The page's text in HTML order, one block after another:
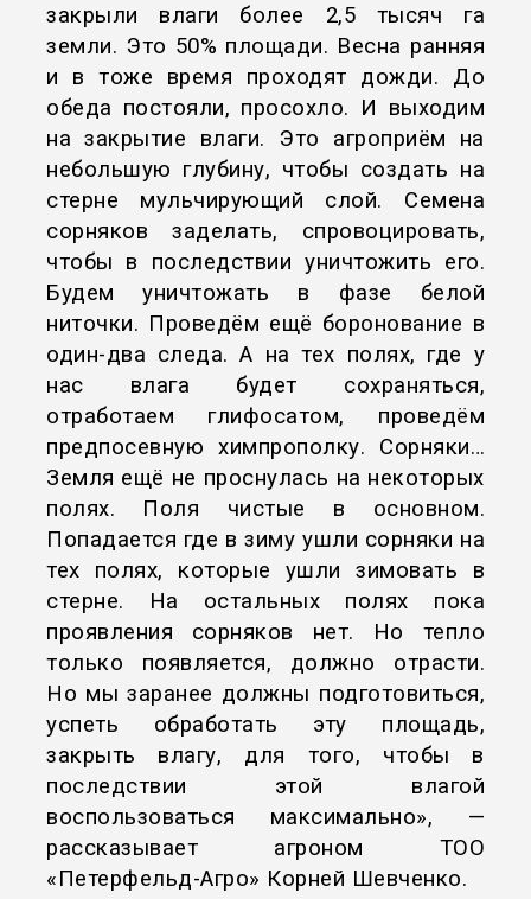
закрыли влаги более 2,5 тысяч га
земли. Это 50% площади. Весна ранняя
и в тоже время проходят дожди. До
обеда постояли, просохло. И выходим
на закрытие влаги. Это агроприём на
небольшую глубину, чтобы создать на
стерне мульчирующий слой. Семена
сорняков заделать, спровоцировать,
чтобы в последствии уничтожить его.
Будем уничтожать в фазе белой
ниточки. Проведём ещё боронование в
один-два следа. А на тех полях, где у
нас влага будет сохраняться,
отработаем глифосатом, проведём
предпосевную химпрополку. Сорняки…
Земля ещё не проснулась на некоторых
полях. Поля чистые в основном.
Попадается где в зиму ушли сорняки на
тех полях, которые ушли зимовать в
стерне. На остальных полях пока
проявления сорняков нет. Но тепло
только появляется, должно отрасти.
Но мы заранее должны подготовиться,
успеть обработать эту площадь,
закрыть влагу, для того, чтобы в
последствии этой влагой
воспользоваться максимально», —
рассказывает агроном ТОО
«Петерфельд-Агро» Корней Шевченко.